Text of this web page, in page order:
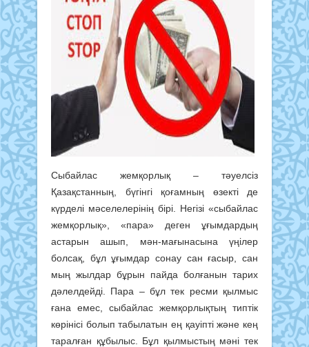
Сыбайлас жемқорлық – тәуелсіз
Қазақстанның, бүгінгі қоғамның өзекті де
күрделі мәселелерінің бірі. Негізі «сыбайлас
жемқорлық», «пара» деген ұғымдардың
астарын ашып, мән-мағынасына үңілер
болсақ, бұл ұғымдар сонау сан ғасыр, сан
мың жылдар бұрын пайда болғанын тарих
дәлелдейді. Пара – бұл тек ресми қылмыс
ғана емес, сыбайлас жемқорлықтың типтік
көрінісі болып табылатын ең қауіпті және кең
таралған құбылыс. Бұл қылмыстың мәні тек